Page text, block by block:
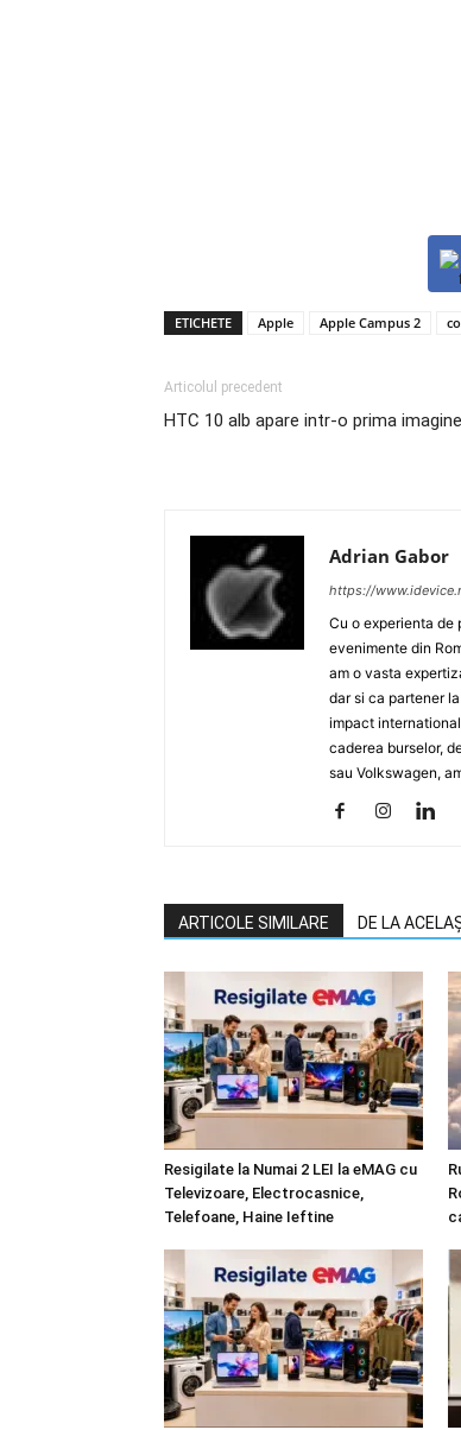
ETICHETE Apple Apple Campus 2
Articolul precedent
HTC 10 alb apare intr-o prima imagine
Adrian Gabor
https://
Cu o experienta de
evenimente din
am o vasta
dar si ca partener
impact
caderea burselor,
sau Volkswagen,
ARTICOLE SIMILARE DE LA
Resigilate la Numai 2 LEI la eMAG cu
Televizoare, Electrocasnice,
Telefoane, Haine Ieftine